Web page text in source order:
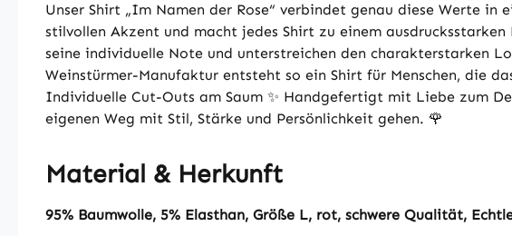
Unser Shirt „Im Namen der Rose“ verbindet genau diese Werte
stilvollen Akzent und macht jedes Shirt zu einem
seine individuelle Note und unterstreichen den charakterstarken
Weinstürmer-Manufaktur entsteht so ein Shirt für Menschen, die
Individuelle Cut-Outs am Saum ✨ Handgefertigt mit Liebe zum
eigenen Weg mit Stil, Stärke und Persönlichkeit gehen. 🌹
Material & Herkunft
95% Baumwolle, 5% Elasthan, Größe L, rot, schwere Qualität,